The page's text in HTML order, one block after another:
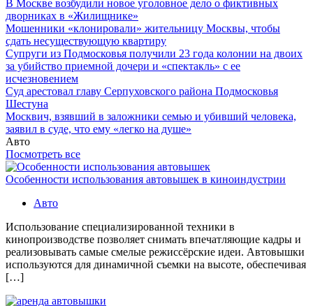
В Москве возбудили новое уголовное дело о фиктивных
дворниках в «Жилищнике»
Мошенники «клонировали» жительницу Москвы, чтобы
сдать несуществующую квартиру
Супруги из Подмосковья получили 23 года колонии на двоих
за убийство приемной дочери и «спектакль» с ее
исчезновением
Суд арестовал главу Серпуховского района Подмосковья
Шестуна
Москвич, взявший в заложники семью и убивший человека,
заявил в суде, что ему «легко на душе»
Авто
Посмотреть все
Особенности использования автовышек в киноиндустрии
Авто
Использование специализированной техники в
кинопроизводстве позволяет снимать впечатляющие кадры и
реализовывать самые смелые режиссёрские идеи. Автовышки
используются для динамичной съемки на высоте, обеспечивая
[…]